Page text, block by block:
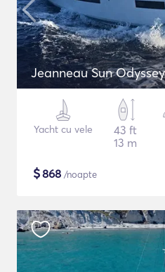
Jeanneau Sun
Yacht cu vele
43 ft
13 m
$868 /noapte